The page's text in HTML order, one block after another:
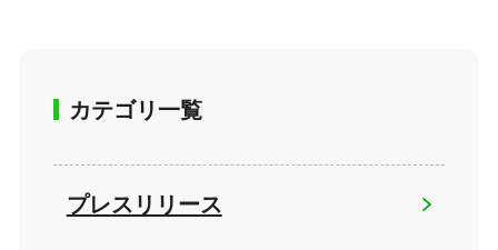
カテゴリ一覧
プレスリリース